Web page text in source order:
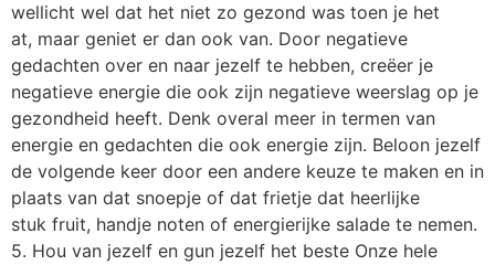
wellicht wel dat het niet zo gezond was toen je het
at, maar geniet er dan ook van. Door negatieve
gedachten over en naar jezelf te hebben, creëer je
negatieve energie die ook zijn negatieve weerslag op je
gezondheid heeft. Denk overal meer in termen van
energie en gedachten die ook energie zijn. Beloon jezelf
de volgende keer door een andere keuze te maken en in
plaats van dat snoepje of dat frietje dat heerlijke
stuk fruit, handje noten of energierijke salade te nemen.
5. Hou van jezelf en gun jezelf het beste Onze hele